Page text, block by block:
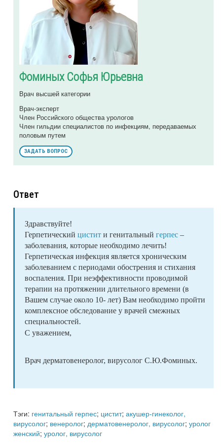
Фоминых Софья Юрьевна
Врач высшей категории
Врач-эксперт
Член Российского общества урологов
Член гильдии специалистов по инфекциям, передаваемых
половым путем
ЗАДАТЬ ВОПРОС
Ответ
Здравствуйте!
Герпетический цистит и генитальный герпес –
заболевания, которые необходимо лечить!
Герпетическая инфекция является хроническим
заболеванием с периодами обострения и стихания
воспаления. При неэффективности проводимой
терапии на протяжении длительного времени (в
Вашем случае около 10- лет) Вам необходимо пройти
комплексное обследование у врачей смежных
специальностей.
С уважением,
Врач дерматовенеролог, вирусолог С.Ю.Фоминых.
Тэги: генитальный герпес; цистит; акушер-гинеколог,
вирусолог; венеролог; дерматовенеролог, вирусолог; уролог
женский; уролог, вирусолог